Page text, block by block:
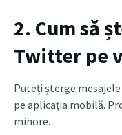
2. Cum să
Twitter pe
Puteți șterge mesajele
pe aplicația mobilă.
minore.